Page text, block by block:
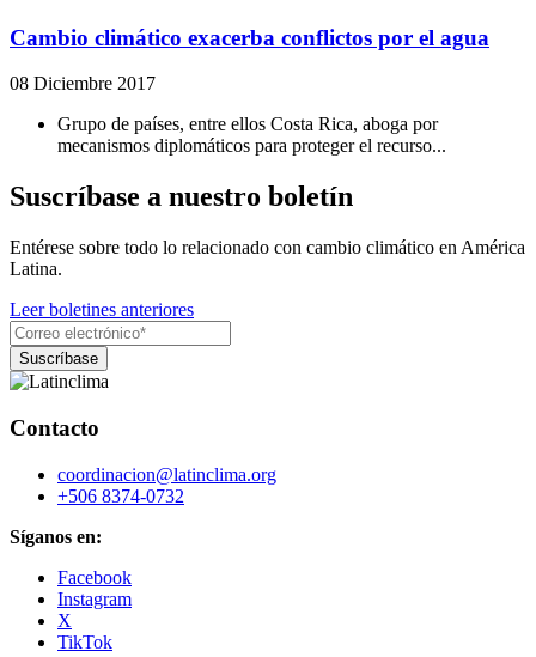
Cambio climático exacerba conflictos por el agua
08 Diciembre 2017
Grupo de países, entre ellos Costa Rica, aboga por
mecanismos diplomáticos para proteger el recurso...
Suscríbase a nuestro boletín
Entérese sobre todo lo relacionado con cambio climático en América
Latina.
Leer boletines anteriores
Contacto
coordinacion@latinclima.org
+506 8374-0732
Síganos en:
Facebook
Instagram
X
TikTok